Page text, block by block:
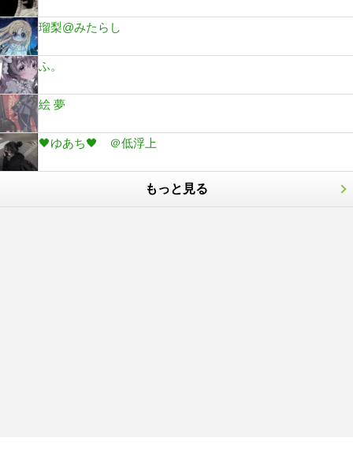
瑠梨@みたらし
ふ。
絵 夢
🖤ゆあち🖤 ＠低浮上
もっと見る